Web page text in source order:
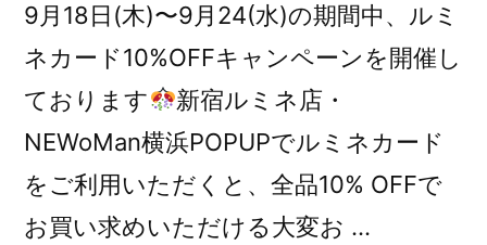
催!”
の
9月18日(木)〜9月24(水)の期間中、ルミ
ネカード10%OFFキャンペーンを開催し
ております
新宿ルミネ店・
NEWoMan横浜POPUPでルミネカード
をご利用いただくと、全品10% OFFで
お買い求めいただける大変お …